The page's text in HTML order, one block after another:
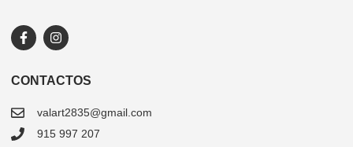
CONTACTOS
valart2835@gmail.com
915 997 207